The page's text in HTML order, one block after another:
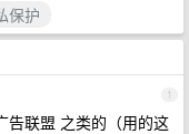
保护
1
告联盟 之类的（用的这